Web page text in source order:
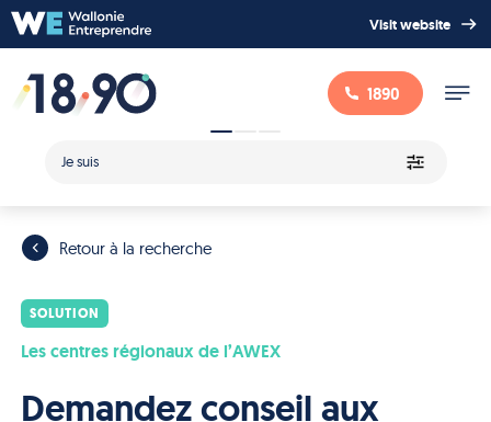
Visit website
1890
Je suis
Retour à la recherche
SOLUTION
Les centres régionaux de l’AWEX
Demandez conseil aux